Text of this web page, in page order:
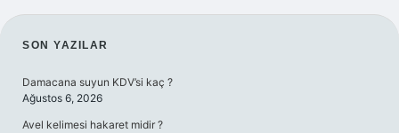
SIDEBAR
SON YAZILAR
Damacana suyun KDV’si kaç ?
Ağustos 6, 2026
Avel kelimesi hakaret midir ?